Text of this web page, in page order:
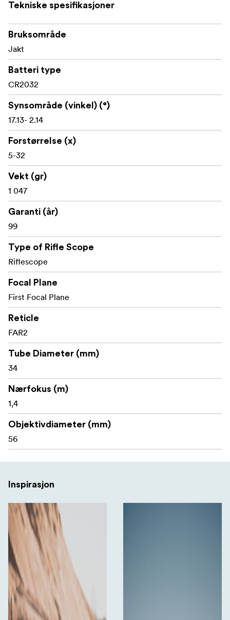
56 mm apokromatisk objektivlinse
34 mm helstøpt 6061-T6 aluminiumsrør
Glassetset retikkelutforming
6-trinns belysning med av/på-kontroll
Japansk Apochromatic Plus ED-glass
UHD-linser med fullt flerlagsbelegg
15 MIL bevegelse per tårnrotasjon
Maksimal sidejustering: 20 MIL
90 mm øyeavstand
Synsfelt: ca. 10,0–1,2 m på 100 m
IP67 vanntett og støvtett
Tørr argonfylt og 50 BMG-klassifisert
Innhold i esken:
riflescope
Justeringsverktøy for tårn og spak
Spakinnsats
CR2032-batteri
Verktøy for batterilokk
Alle Telson Optics-produkter er dekket av livstidsgaranti,
noe som gjenspeiler merkets tillit til kvaliteten,
holdbarheten og den langsiktige ytelsen.
Tekniske spesifikasjoner
Bruksområde
Jakt
Batteri type
CR2032
Synsområde (vinkel) (°)
17.13- 2.14
Forstørrelse (x)
5-32
Vekt (gr)
1 047
Garanti (år)
99
Type of Rifle Scope
Riflescope
Focal Plane
First Focal Plane
Reticle
FAR2
Tube Diameter (mm)
34
Nærfokus (m)
1,4
Objektivdiameter (mm)
56
Inspirasjon